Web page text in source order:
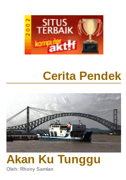
Cerita Pendek
Akan Ku Tunggu
Oleh: Rhony Samlan